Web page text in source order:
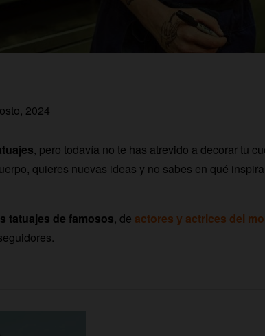
2024
, pero todavía no te has atrevido a decorar tu
quieres nuevas ideas y no sabes en qué
tatuajes de famosos, de actores y actrices del